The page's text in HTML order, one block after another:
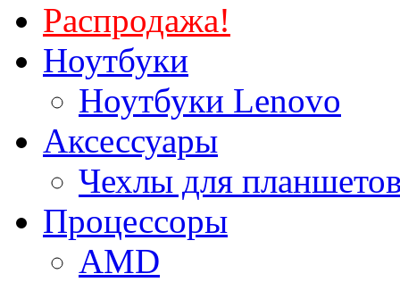
Распродажа!
Ноутбуки
Ноутбуки Lenovo
Аксессуары
Чехлы для
Процессоры
AMD